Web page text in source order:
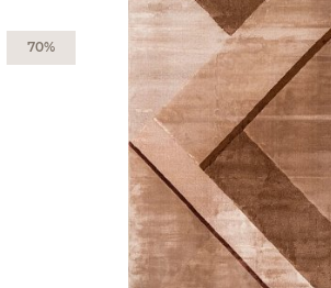
Как купить
Вопросы и ответы
Отзывы
Политика
Реквизиты
3D Тур
Контакты
Обратная связь
70%